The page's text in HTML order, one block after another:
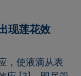
现莲花效
，使液滴从表